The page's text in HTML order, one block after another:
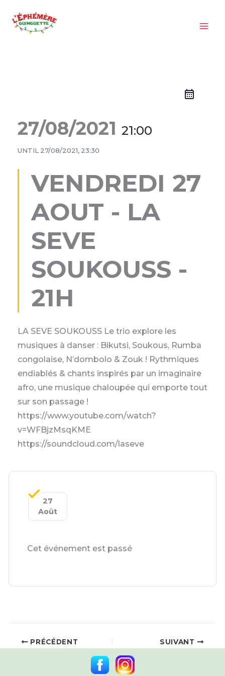
contenu
27/08/2021 21:00
UNTIL 27/08/2021, 23:30
VENDREDI 27
AOUT - LA
SEVE
SOUKOUSS -
21H
LA SEVE SOUKOUSS Le trio explore les
musiques à danser : Bikutsi, Soukous, Rumba
congolaise, N’dombolo & Zouk ! Rythmiques
endiablés & chants inspirés par un imaginaire
afro, une musique chaloupée qui emporte tout
sur son passage !
https://www.youtube.com/watch?
v=WFBjzMsqKME
https://soundcloud.com/laseve
27
Août
Cet événement est passé
PRÉCÉDENT SUIVANT